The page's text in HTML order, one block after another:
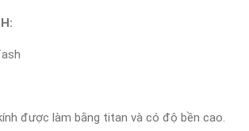
được làm bằng titan và có độ bền cao.